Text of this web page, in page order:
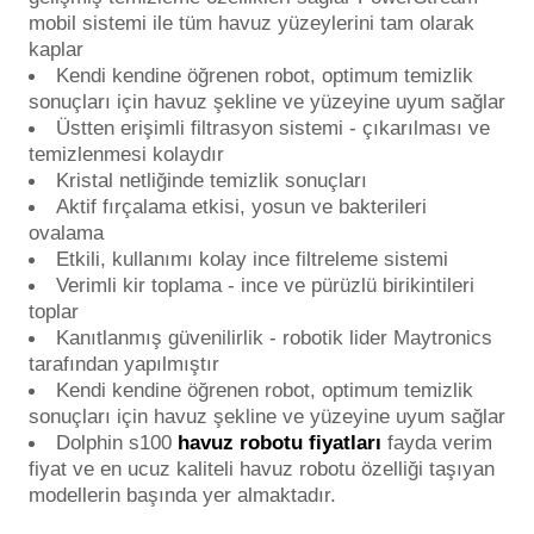
Yangın Pompası
mobil sistemi ile tüm havuz yüzeylerini tam olarak
kaplar
Kendi kendine öğrenen robot, optimum temizlik
sonuçları için havuz şekline ve yüzeyine uyum sağlar
Üstten erişimli filtrasyon sistemi - çıkarılması ve
temizlenmesi kolaydır
Kristal netliğinde temizlik sonuçları
Aktif fırçalama etkisi, yosun ve bakterileri
ovalama
Etkili, kullanımı kolay ince filtreleme sistemi
Verimli kir toplama - ince ve pürüzlü birikintileri
toplar
Kanıtlanmış güvenilirlik - robotik lider Maytronics
tarafından yapılmıştır
Kendi kendine öğrenen robot, optimum temizlik
sonuçları için havuz şekline ve yüzeyine uyum sağlar
Dolphin s100 havuz robotu fiyatları fayda verim
fiyat ve en ucuz kaliteli havuz robotu özelliği taşıyan
modellerin başında yer almaktadır.